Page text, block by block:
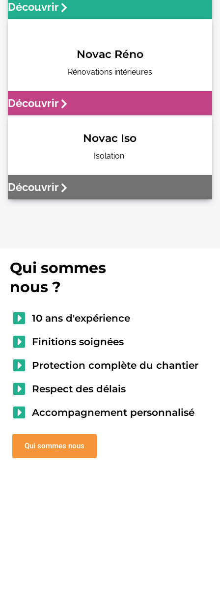
Découvrir
Novac Réno
Rénovations intérieures
Découvrir
Novac Iso
Isolation
Découvrir
Qui sommes
nous ?
10 ans d'expérience
Finitions soignées
Protection complète du chantier
Respect des délais
Accompagnement personnalisé
Qui sommes nous